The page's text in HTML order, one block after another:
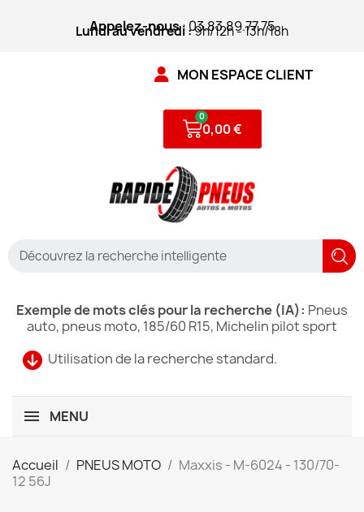
Appelez-nous: 03.83.89.77.75
Lundi au vendredi :9h/12h - 13h/18h
MON ESPACE CLIENT
0,00 €
Utilisation de la recherche standard.
Exemple de mots clés pour la recherche (IA): Pneus
auto, pneus moto, 185/60 R15, Michelin pilot sport
MENU
Accueil PNEUS MOTO
Maxxis - M-6024 - 130/70-
12 56J